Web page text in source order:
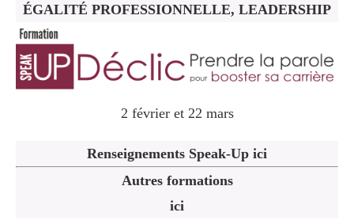
ÉGALITÉ PROFESSIONNELLE, LEADERSHIP
2 février et 22 mars
Renseignements Speak-Up ici
Autres formations
ici